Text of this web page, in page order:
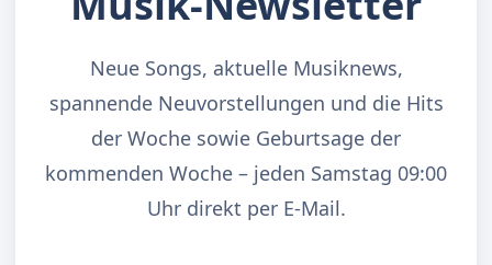
Neue Songs, aktuelle Musiknews,
spannende Neuvorstellungen und die Hits
der Woche sowie Geburtsage der
kommenden Woche – jeden Samstag 09:00
Uhr direkt per E-Mail.